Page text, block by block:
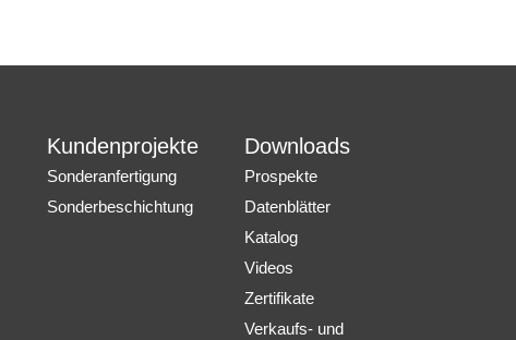
Kundenprojekte
Sonderanfertigung
Sonderbeschichtung
Downloads
Prospekte
Datenblätter
Katalog
Videos
Zertifikate
Verkaufs- und